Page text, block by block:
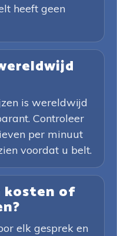
heeft geen
is wereldwijd
Controleer
per minuut
voordat u belt.
kosten of
elk gesprek en